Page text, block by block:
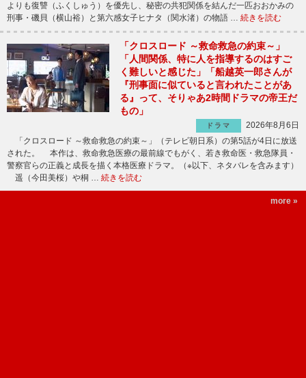
よりも復讐（ふくしゅう）を優先し、秘密の共犯関係を結んだ一匹おおかみの
刑事・磯貝（横山裕）と第六感女子ヒナタ（関水渚）の物語 … 続きを読む
「クロスロード ～救命救急の約束～」
「人間関係、特に人を指導するのはすご
く難しいと感じた」「船越英一郎さんが
『刑事面に似ていると言われたことがあ
る』って、そりゃあ2時間ドラマの帝王だ
もの」
ドラマ
2026年8月6日
「クロスロード ～救命救急の約束～」（テレビ朝日系）の第5話が4日に放送
された。 本作は、救命救急医療の最前線でもがく、若き救命医・救急隊員・
警察官らの正義と成長を描く本格医療ドラマ。（※以下、ネタバレを含みます）
遥（今田美桜）や桐 … 続きを読む
more »